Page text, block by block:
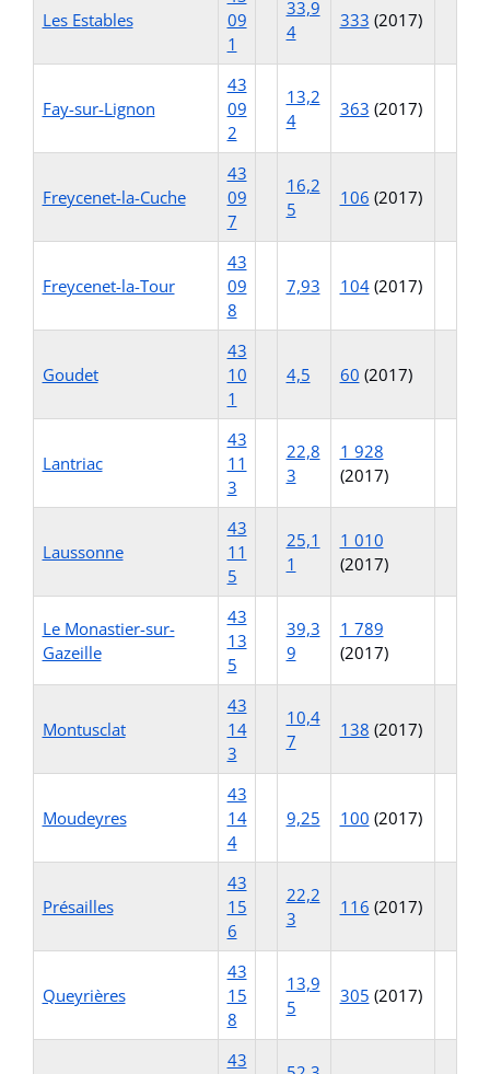
Les Estables
09
1
33,9
4
333 (2017)
Fay-sur-Lignon
43
09
2
13,2
4
363 (2017)
Freycenet-la-Cuche
43
09
7
16,2
5
106 (2017)
Freycenet-la-Tour
43
09
8
7,93 104(2017)
Goudet
43
10
1
4,5 60 (2017)
Lantriac
43
11
3
22,8
3
1 928
(2017)
Laussonne
43
11
5
25,1
1
1 010
(2017)
Le Monastier-sur-
Gazeille
43
13
5
39,3
9
1 789
(2017)
Montusclat
43
14
3
10,4
7
138 (2017)
Moudeyres
43
14
4
9,25 100 (2017)
Présailles
43
15
6
22,2
3
116 (2017)
Queyrières
43
15
8
13,9
5
305 (2017)
43